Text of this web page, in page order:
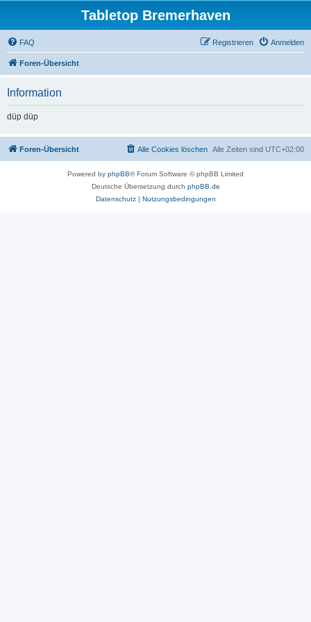
Tabletop Bremerhaven
FAQ Anmelden
Registrieren
Foren-Übersicht
Information
düp düp
Foren-Übersicht Alle Zeiten sind UTC+02:00
Alle Cookies löschen
Powered by phpBB® Forum Software © phpBB Limited
Deutsche Übersetzung durch phpBB.de
Datenschutz| Nutzungsbedingungen